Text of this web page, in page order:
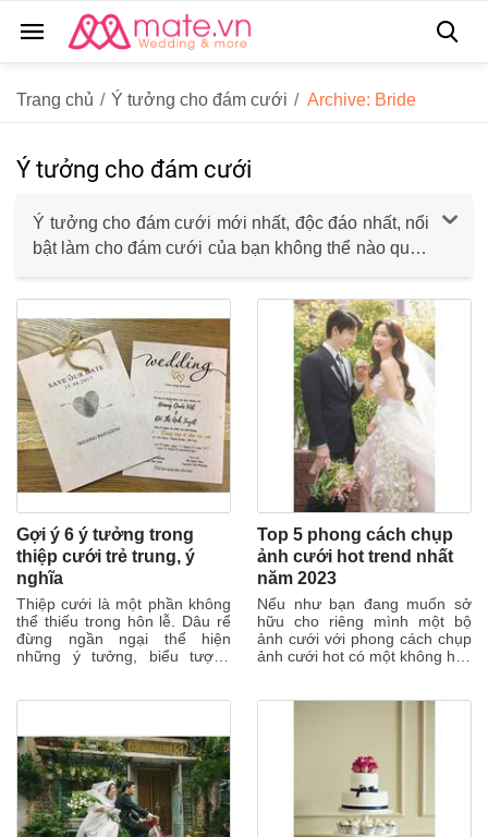
Trang chủ / Ý tưởng cho đám cưới / Archive: Bride
Ý tưởng cho đám cưới
Ý tưởng cho đám cưới mới nhất, độc đáo nhất, nổi
bật làm cho đám cưới của bạn không thể nào quên
từng trang blog, từng tạp chi, từng tấm hình để tìm
kiếm ý tưởng cho ngày trọng đại?
Gợi ý 6 ý tưởng trong
thiệp cưới trẻ trung, ý
nghĩa
Thiệp cưới là một phần không
thể thiếu trong hôn lễ. Dâu rể
đừng ngần ngại thể hiện
những ý tưởng, biểu tượng
Top 5 phong cách chụp
ảnh cưới hot trend nhất
năm 2023
Nếu như bạn đang muốn sở
hữu cho riêng mình một bộ
ảnh cưới với phong cách chụp
ảnh cưới hot có một không hai,